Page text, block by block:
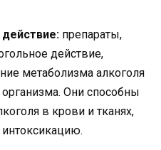
препараты,
действие,
метаболизма алкоголя
Они способны
в крови и тканях,
интоксикацию.